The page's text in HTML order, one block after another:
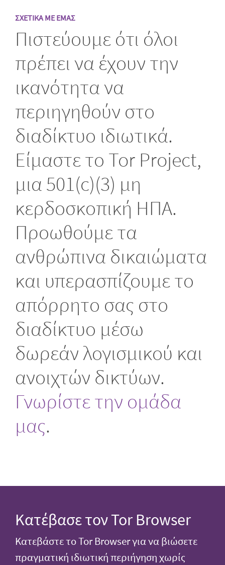
ΣΧΕΤΙΚΑ ΜΕ ΕΜΑΣ
Πιστεύουμε ότι όλοι
πρέπει να έχουν την
ικανότητα να
περιηγηθούν στο
διαδίκτυο ιδιωτικά.
Είμαστε το Tor Project,
μια 501(c)(3) μη
κερδοσκοπική ΗΠΑ.
Προωθούμε τα
ανθρώπινα δικαιώματα
και υπερασπίζουμε το
απόρρητο σας στο
διαδίκτυο μέσω
δωρεάν λογισμικού και
ανοιχτών δικτύων.
Γνωρίστε την ομάδα
μας.
Κατέβασε τον Tor Browser
Κατεβάστε το Tor Browser για να βιώσετε
πραγματική ιδιωτική περιήγηση χωρίς